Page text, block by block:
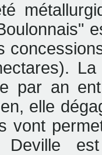
par an
elle